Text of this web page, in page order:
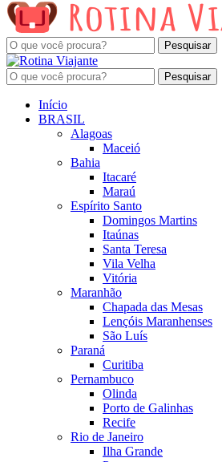
Pesquisar
Pesquisar
Início
BRASIL
Alagoas
Maceió
Bahia
Itacaré
Maraú
Espírito Santo
Domingos Martins
Itaúnas
Santa Teresa
Vila Velha
Vitória
Maranhão
Chapada das Mesas
Lençóis Maranhenses
São Luís
Paraná
Curitiba
Pernambuco
Olinda
Porto de Galinhas
Recife
Rio de Janeiro
Ilha Grande